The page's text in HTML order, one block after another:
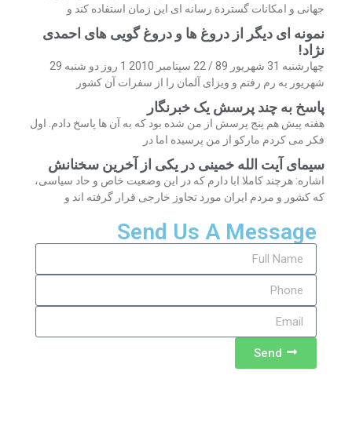
جهانی و امکانات گستردة رسانه ای این زمان استفاده کند و
نمونه ای دیگر از دروغ ها و دروغ گویی های احمدی
نژاد!
چهارشنبه 31 شهریور 89 / 22 سپتامبر 2010 1 روز دو شنبه 29
شهریور به رم رفتم و ویزای آلمان را از سفرات آن کشور
پاسخ به چند پرسش یک خبرنگار
هفته پیش هم پنج پرسش از من شده بود که به آن ها پاسخ دادم. اول
فکر می کردم مارکو از من پرسیده اما در
سیمای آیت الله خمینی در یکی از آخرین سخنانش
اشاره: هرچند کاملا ابا دارم که در این وضعیت خاص و حاد سیاسی،
که کشور و مردم ایران مورد تجاوز خارجی قرار گرفته اند و
Send Us A Message
Send